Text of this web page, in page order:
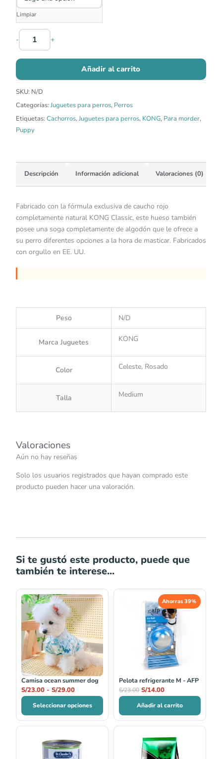
Limpiar
- +
Añadir al carrito
SKU: N/D
Categorías: Juguetes para perros, Perros
Etiquetas: Cachorros,Juguetes para perros, KONG, Para morder,
Puppy
Descripción Información adicional Valoraciones (0)
Fabricado con la fórmula exclusiva de caucho rojo
completamente natural KONG Classic, este hueso también
posee una soga completamente de algodón que le ofrece a
su perro diferentes opciones a la hora de masticar. Fabricados
con orgullo en EE. UU.
Peso N/D
Marca Juguetes KONG
Color Celeste, Rosado
Talla Medium
Valoraciones
Aún no hay reseñas
Solo los usuarios registrados que hayan comprado este
producto pueden hacer una valoración.
Si te gustó este producto, puede que
también te interese...
Camisa ocean summer dog
S/23.00 - S/29.00
Rango
de
precios:
desde
S/23.00
hasta
S/29.00
Seleccionar opciones
Ahorras 39%
Pelota refrigerante M - AFP
S/23.00
precio
original
era:
S/23.00.
S/14.00
El
precio
actual
es:
S/14.00.
Añadir al carrito
de
precios: